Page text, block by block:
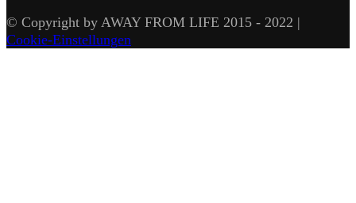
© Copyright by AWAY FROM LIFE 2015 - 2022 |
Cookie-Einstellungen